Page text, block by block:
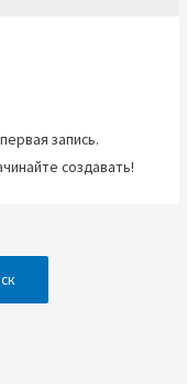
запись.
создавать!